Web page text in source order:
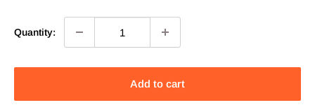
Quantity:
Add to cart